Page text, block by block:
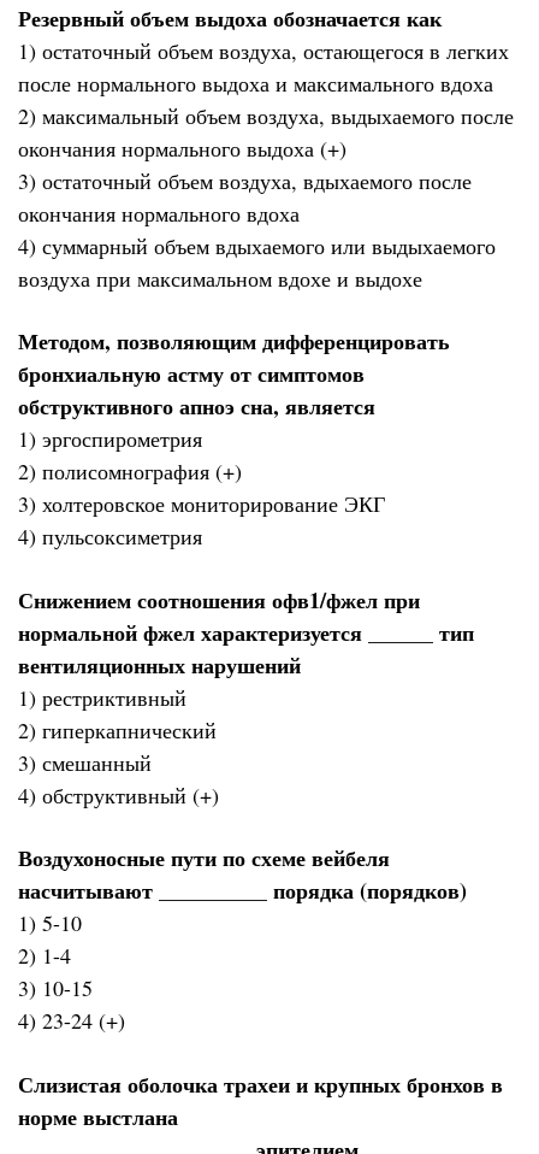
Резервный объем выдоха обозначается как
1) остаточный объем воздуха, остающегося в легких
после нормального выдоха и максимального вдоха
2) максимальный объем воздуха, выдыхаемого после
окончания нормального выдоха (+)
3) остаточный объем воздуха, вдыхаемого после
окончания нормального вдоха
4) суммарный объем вдыхаемого или выдыхаемого
воздуха при максимальном вдохе и выдохе
Методом, позволяющим дифференцировать
бронхиальную астму от симптомов
обструктивного апноэ сна, является
1) эргоспирометрия
2) полисомнография (+)
3) холтеровское мониторирование ЭКГ
4) пульсоксиметрия
Снижением соотношения офв1/фжел при
нормальной фжел характеризуется ______ тип
вентиляционных нарушений
1) рестриктивный
2) гиперкапнический
3) смешанный
4) обструктивный (+)
Воздухоносные пути по схеме вейбеля
насчитывают __________ порядка (порядков)
1) 5-10
2) 1-4
3) 10-15
4) 23-24 (+)
Слизистая оболочка трахеи и крупных бронхов в
норме выстлана